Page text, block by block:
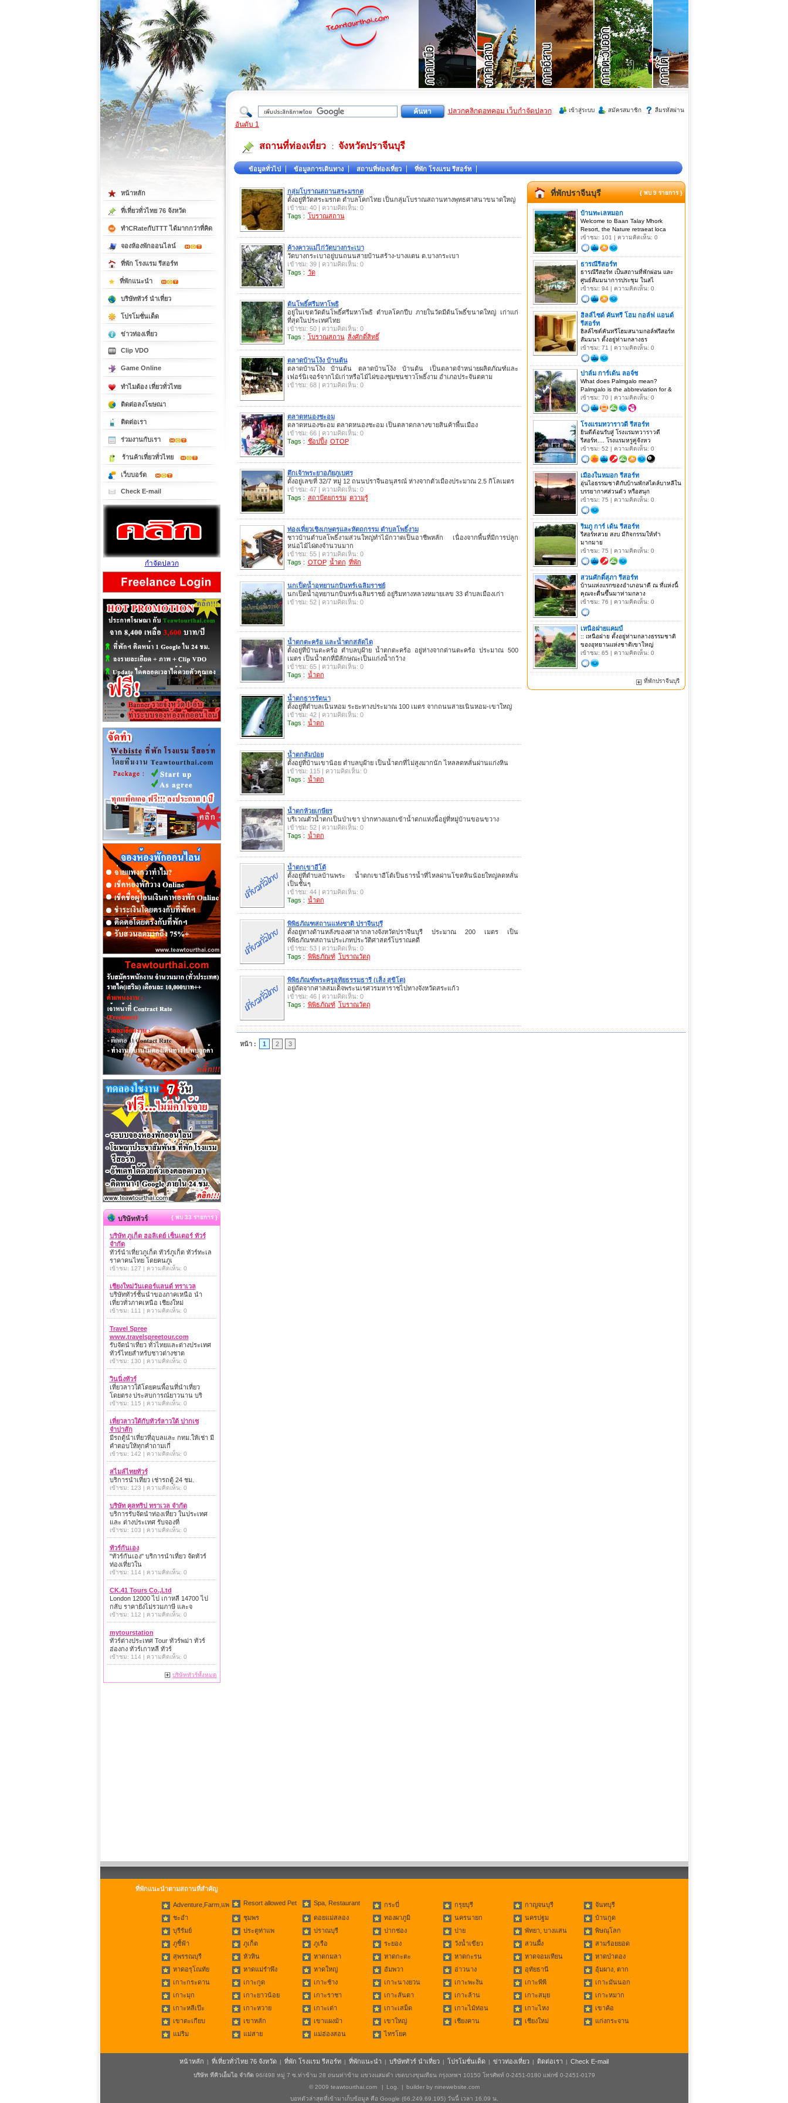
ที่เที่ยวภาคใต้
เข้าสู่ระบบ สมัครสมาชิก ลืมรหัสผ่าน
ปลวกคลิกดอทคอม เว็บกำจัดปลวก
อันดับ 1
สถานที่ท่องเที่ยว : จังหวัดปราจีนบุรี
ข้อมูลทั่วไป ข้อมูลการเดินทาง สถานที่ท่องเที่ยว ที่พัก โรงแรม รีสอร์ท
ที่พักปราจีนบุรี { พบ 9 รายการ }
บ้านทะเลหมอก
Welcome to Baan Talay Mhork
Resort, the Nature retraeat loca
เข้าชม: 101 | ความคิดเห็น: 0
ธารณีรีสอร์ท
ธารณีรีสอร์ท เป็นสถานที่พักผ่อน และ
ศูนย์สัมมนาการประชุม ในสไ
เข้าชม: 94 | ความคิดเห็น: 0
ฮิลล์ไซด์ คันทรี โฮม กอล์ฟ แอนด์
รีสอร์ท
ฮิลล์ไซด์คันทรีโฮมสนามกอล์ฟรีสอร์ท
สัมมนา ตั้งอยู่ท่ามกลางธร
เข้าชม: 71 | ความคิดเห็น: 0
ปาล์ม การ์เด้น ลอจ์ช
What does Palmgalo mean?
Palmgalo is the abbreviation for &
เข้าชม: 70 | ความคิดเห็น: 0
โรงแรมทวาราวดี รีสอร์ท
ยินดีต้อนรับสู่ โรงแรมทวาราวดี
รีสอร์ท.... โรงแรมหรูคู่จังหว
เข้าชม: 52 | ความคิดเห็น: 0
เมืองในหมอก รีสอร์ท
อุ่นไอธรรมชาติกับบ้านพักสไตล์บาหลีใน
บรรยากาศส่วนตัว หรือสนุก
เข้าชม: 75 | ความคิดเห็น: 0
ริมภู การ์ เด้น รีสอร์ท
รีสอร์ทสวย สงบ มีกิจกรรมให้ทำ
มากมาย
เข้าชม: 75 | ความคิดเห็น: 0
สวนศักดิ์สุภา รีสอร์ท
บ้านแห่งแรกของอำเภอนาดี ณ ที่แห่งนี้
คุณจะตื่นขึ้นมาท่ามกลาง
เข้าชม: 76 | ความคิดเห็น: 0
เหนือฝายแคมป์
:: เหนือฝาย ตั้งอยู่ท่ามกลางธรรมชาติ
ของอุทยานแห่งชาติเขาใหญ่
เข้าชม: 65 | ความคิดเห็น: 0
ที่พักปราจีนบุรี
กลุ่มโบราณสถานสระมรกต
ตั้งอยู่ที่วัดสระมรกต ตำบลโคกไทย เป็นกลุ่มโบราณสถานทางพุทธศาสนาขนาดใหญ่
เข้าชม: 40 | ความคิดเห็น: 0
Tags : โบราณสถาน
ค้างคาวแม่ไก่วัดบางกระเบา
วัดบางกระเบาอยู่บนถนนสายบ้านสร้าง-บางแตน ต.บางกระเบา
เข้าชม: 39 | ความคิดเห็น: 0
Tags : วัด
ต้นโพธิ์ศรีมหาโพธิ
อยู่ในเขตวัดต้นโพธิ์ศรีมหาโพธิ ตำบลโคกปีบ ภายในวัดมีต้นโพธิ์ขนาดใหญ่ เก่าแก่
ที่สุดในประเทศไทย
เข้าชม: 50 | ความคิดเห็น: 0
Tags : โบราณสถาน สิ่งศักดิ์สิทธิ์
ตลาดบ้านโง้ง บ้านต้น
ตลาดบ้านโง้ง บ้านต้น ตลาดบ้านโง้ง บ้านต้น เป็นตลาดจำหน่ายผลิตภัณฑ์และ
เฟอร์นิเจอร์จากไม้เก่าหรือไม้ไผ่ของชุมชนชาวโพธิ์งาม อำเภอประจันตคาม
เข้าชม: 68 | ความคิดเห็น: 0
ตลาดหนองชะอม
ตลาดหนองชะอม ตลาดหนองชะอม เป็นตลาดกลางขายสินค้าพื้นเมือง
เข้าชม: 66 | ความคิดเห็น: 0
Tags : ช๊อปปิ้ง OTOP
ตึกเจ้าพระยาอภัยภูเบศร
ตั้งอยู่เลขที่ 32/7 หมู่ 12 ถนนปราจีนอนุสรณ์ ห่างจากตัวเมืองประมาณ 2.5 กิโลเมตร
เข้าชม: 47 | ความคิดเห็น: 0
Tags : สถาปัตยกรรม ความรู้
ท่องเที่ยวเชิงเกษตรและหัตถกรรม ตำบลโพธิ์งาม
ชาวบ้านตำบลโพธิ์งามส่วนใหญ่ทำไม้กวาดเป็นอาชีพหลัก เนื่องจากพื้นที่มีการปลูก
หน่อไม้ไผ่ตงจำนวนมาก
เข้าชม: 55 | ความคิดเห็น: 0
Tags : OTOP น้ำตก ที่พัก
นกเป็ดน้ำอุทยานกบินทร์เฉลิมราชย์
นกเป็ดน้ำอุทยานกบินทร์เฉลิมราชย์ อยู่ริมทางหลวงหมายเลข 33 ตำบลเมืองเก่า
เข้าชม: 52 | ความคิดเห็น: 0
น้ำตกตะคร้อ และน้ำตกสลัดได
ตั้งอยู่ที่บ้านตะคร้อ ตำบลบุฝ้าย น้ำตกตะคร้อ อยู่ห่างจากด่านตะคร้อ ประมาณ 500
เมตร เป็นน้ำตกที่มีลักษณะเป็นแก่งน้ำกว้าง
เข้าชม: 65 | ความคิดเห็น: 0
Tags : น้ำตก
น้ำตกธารรัตนา
ตั้งอยู่ที่ตำบลเนินหอม ระยะทางประมาณ 100 เมตร จากถนนสายเนินหอม-เขาใหญ่
เข้าชม: 42 | ความคิดเห็น: 0
Tags : น้ำตก
น้ำตกส้มป่อย
ตั้งอยู่ที่บ้านเขาน้อย ตำบลบุฝ้าย เป็นน้ำตกที่ไม่สูงมากนัก ไหลลดหลั่นผ่านแก่งหิน
เข้าชม: 115 | ความคิดเห็น: 0
Tags : น้ำตก
น้ำตกห้วยเกษียร
บริเวณตัวน้ำตกเป็นป่าเขา ปากทางแยกเข้าน้ำตกแห่งนี้อยู่ที่หมู่บ้านขอนขวาง
เข้าชม: 52 | ความคิดเห็น: 0
Tags : น้ำตก
น้ำตกเขาอีโต้
ตั้งอยู่ที่ตำบลบ้านพระ น้ำตกเขาอีโต้เป็นธารน้ำที่ไหลผ่านโขดหินน้อยใหญ่ลดหลั่น
เป็นชั้นๆ
เข้าชม: 44 | ความคิดเห็น: 0
Tags : น้ำตก
พิพิธภัณฑสถานแห่งชาติ ปราจีนบุรี
ตั้งอยู่ทางด้านหลังของศาลากลางจังหวัดปราจีนบุรี ประมาณ 200 เมตร เป็น
พิพิธภัณฑสถานประเภทประวัติศาสตร์โบราณคดี
เข้าชม: 53 | ความคิดเห็น: 0
Tags : พิพิธภัณฑ์ โบราณวัตถุ
พิพิธภัณฑ์พระครูอุทัยธรรมธารี (เส็ง สุขิโต)
อยู่ถัดจากศาลสมเด็จพระนเรศวรมหาราชไปทางจังหวัดสระแก้ว
เข้าชม: 46 | ความคิดเห็น: 0
Tags : พิพิธภัณฑ์ โบราณวัตถุ
หน้า : 1 2 3
หน้าหลัก
ที่เที่ยวทั่วไทย 76 จังหวัด
ทำCRateกับTTT ได้มากกว่าที่คิด
จองห้องพักออนไลน์
ที่พัก โรงแรม รีสอร์ท
ที่พักแนะนำ
บริษัททัวร์ นำเที่ยว
โปรโมชั่นเด็ด
ข่าวท่องเที่ยว
Clip VDO
Game Online
ทำไมต้อง เที่ยวทั่วไทย
ติดต่อลงโฆษณา
ติดต่อเรา
ร่วมงานกับเรา
ร้านค้าเที่ยวทั่วไทย
เว็บบอร์ด
Check E-mail
กำจัดปลวก
บริษัททัวร์ { พบ 33 รายการ }
บริษัท ภูเก็ต ฮอลิเดย์ เซ็นเตอร์ ทัวร์
จำกัด
ทัวร์นำเที่ยวภูเก็ต ทัวร์ภูเก็ต ทัวร์ทะเล
ราคาคนไทย โดยคนภูเ
เข้าชม: 127 | ความคิดเห็น: 0
เชียงใหม่วันเดอร์แลนด์ ทราเวล
บริษัททัวร์ชั้นนำของภาคเหนือ นำ
เที่ยวทั่วภาคเหนือ เชียงใหม่
เข้าชม: 111 | ความคิดเห็น: 0
Travel Spree
www.travelspreetour.com
รับจัดนำเที่ยว ทั่วไทยและต่างประเทศ
ทัวร์ไทยสำหรับชาวต่างชาต
เข้าชม: 130 | ความคิดเห็น: 0
วินนิ่งทัวร์
เที่ยวลาวใต้โดยคนพื้อนที่นำเที่ยว
โดยตรง ประสบการณ์ยาวนาน บริ
เข้าชม: 115 | ความคิดเห็น: 0
เที่ยวลาวใต้กับทัวร์ลาวใต้ ปากเซ
จำปาสัก
มีรถตู้นำเที่ยวที่อุบลและ กทม.ให้เช่า มี
คำตอบให้ทุกคำถามเกี่
เข้าชม: 142 | ความคิดเห็น: 0
สไมล์ไทยทัวร์
บริการนำเที่ยว เช่ารถตู้ 24 ชม.
เข้าชม: 123 | ความคิดเห็น: 0
บริษัท คูลทริป ทราเวล จำกัด
บริการรับจัดนำท่องเที่ยว ในประเทศ
และ ต่างประเทศ รับจองที่
เข้าชม: 103 | ความคิดเห็น: 0
ทัวร์กันเอง
"ทัวร์กันเอง" บริการนำเที่ยว จัดทัวร์
ท่องเที่ยวใน
เข้าชม: 114 | ความคิดเห็น: 0
CK.41 Tours Co.,Ltd
London 12000 ไป เกาหลี 14700 ไป
กลับ ราคายังไม่รวมภาษี และจ
เข้าชม: 112 | ความคิดเห็น: 0
mytourstation
ทัวร์ต่างประเทศ Tour ทัวร์พม่า ทัวร์
ฮ่องกง ทัวร์เกาหลี ทัวร์
เข้าชม: 114 | ความคิดเห็น: 0
บริษัททัวร์ทั้งหมด
ที่พักแนะนำตามสถานที่สำคัญ
Adventure,Farm,แพ Resort allowed Pet Spa, Restaurant กระบี่ กรุยบุรี กาญจนบุรี
จันทบุรี
ชะอำ
ชุมพร ดอยแม่สลอง ทองผาภูมิ นครนายก นครปฐม
บ้านกูด
บุรีรัมย์
ประตูท่าแพ ปราณบุรี ปากช่อง ปาย พัทยา, บางแสน
พิษณุโลก
ภูชี้ฟ้า
ภูเก็ต ภูเรือ ระยอง วังน้ำเขียว สวนผึ้ง
สามร้อยยอด
สุพรรณบุรี
หัวหิน หาดกมลา หาดกะตะ หาดกะรน หาดจอมเทียน
หาดป่าตอง
หาดอรุโณทัย
หาดแม่รำพึง หาดใหญ่ อัมพวา อ่าวนาง อุทัยธานี
อุ้มผาง, ตาก
เกาะกระดาน
เกาะกูด เกาะช้าง เกาะนางยวน เกาะพะงัน เกาะพีพี
เกาะมันนอก
เกาะมุก
เกาะยาวน้อย เกาะราชา เกาะลันตา เกาะล้าน เกาะสมุย
เกาะหมาก
เกาะหลีเป๊ะ
เกาะหวาย เกาะเต่า เกาะเสม็ด เกาะไม้ท่อน เกาะไหง
เขาค้อ
เขาตะเกียบ
เขาหลัก เขาแผงม้า เขาใหญ่ เชียงคาน เชียงใหม่
แก่งกระจาน
แม่ริม
แม่สาย แม่ฮ่องสอน ไทรโยค
หน้าหลัก | ที่เที่ยวทั่วไทย 76 จังหวัด | ที่พัก โรงแรม รีสอร์ท | ที่พักแนะนำ | บริษัททัวร์ นำเที่ยว | โปรโมชั่นเด็ด | ข่าวท่องเที่ยว | ติดต่อเรา | Check E-mail
บริษัท ทีคิวเอ็มไอ จำกัด 96/498 หมู่ 7 ซ.ท่าข้าม 28 ถนนท่าข้าม แขวงแสมดำ เขตบางขุนเทียน กรุงเทพฯ 10150 โทรศัพท์ 0-2451-0180 แฟกซ์ 0-2451-0179
© 2009 teawtourthai.com | Log. | builder by ninewebsite.com
บอทตัวล่าสุดที่เข้ามาเก็บข้อมูล คือ Google (66.249.69.195) วันนี้ เวลา 16.09 น.